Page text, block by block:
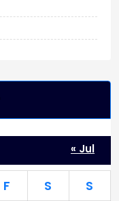
F S S
« Jul